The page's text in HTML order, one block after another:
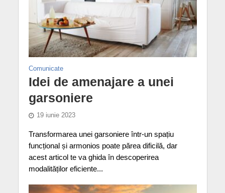
Comunicate
Idei de amenajare a unei
garsoniere
19 iunie 2023
Transformarea unei garsoniere într-un spațiu
funcțional și armonios poate părea dificilă, dar
acest articol te va ghida în descoperirea
modalităților eficiente...